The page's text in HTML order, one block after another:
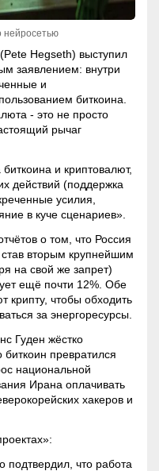
нейросетью
Hegseth) выступил
заявлением: внутри
и
биткоина.
- это не просто
рычаг
и криптовалют,
действий (поддержка
усилия,
в куче сценариев».
о том, что Россия
вторым крупнейшим
на свой же запрет)
ещё почти 12%. Обе
крипту, чтобы обходить
за энергоресурсы.
Гуден жёстко
превратился
национальной
Ирана оплачивать
хакеров и
подтвердил, что работа